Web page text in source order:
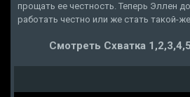
прощать ее честность. Теперь Эллен
работать честно или же стать такой-
Смотреть Схватка